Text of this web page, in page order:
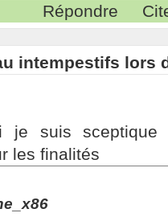
Répondre
intempestifs lors
je suis sceptique
les finalités